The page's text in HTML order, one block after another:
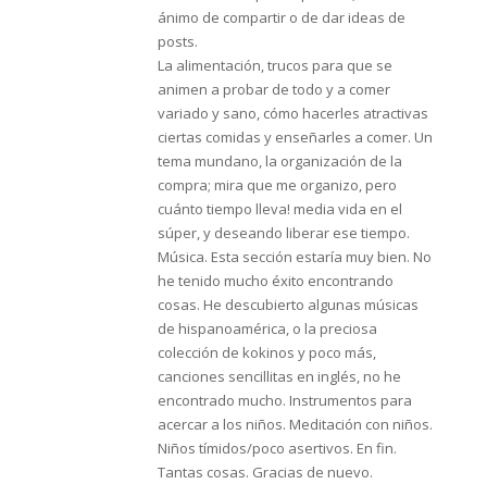
ánimo de compartir o de dar ideas de
posts.
La alimentación, trucos para que se
animen a probar de todo y a comer
variado y sano, cómo hacerles atractivas
ciertas comidas y enseñarles a comer. Un
tema mundano, la organización de la
compra; mira que me organizo, pero
cuánto tiempo lleva! media vida en el
súper, y deseando liberar ese tiempo.
Música. Esta sección estaría muy bien. No
he tenido mucho éxito encontrando
cosas. He descubierto algunas músicas
de hispanoamérica, o la preciosa
colección de kokinos y poco más,
canciones sencillitas en inglés, no he
encontrado mucho. Instrumentos para
acercar a los niños. Meditación con niños.
Niños tímidos/poco asertivos. En fin.
Tantas cosas. Gracias de nuevo.